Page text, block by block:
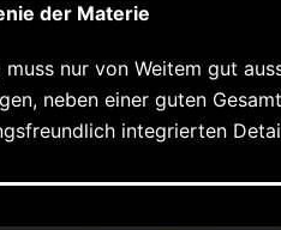
der Materie
muss nur von Weitem gut
neben einer guten
integrierten